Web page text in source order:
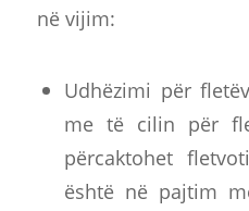
në vijim:
Udhëzimi për
me të cilin për
përcaktohet
është në pajtim